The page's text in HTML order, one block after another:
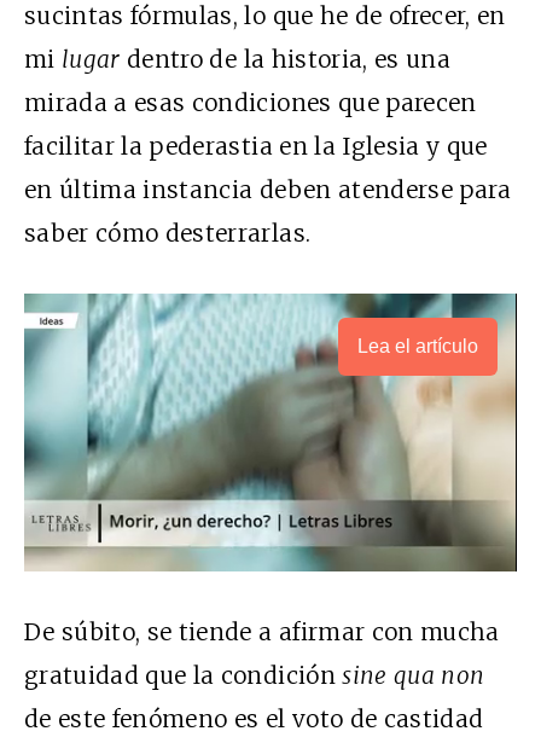
sucintas fórmulas, lo que he de ofrecer, en
mi lugar dentro de la historia, es una
mirada a esas condiciones que parecen
facilitar la pederastia en la Iglesia y que
en última instancia deben atenderse para
saber cómo desterrarlas.
Lea el artículo
De súbito, se tiende a afirmar con mucha
gratuidad que la condiciónsine qua non
de este fenómeno es el voto de castidad